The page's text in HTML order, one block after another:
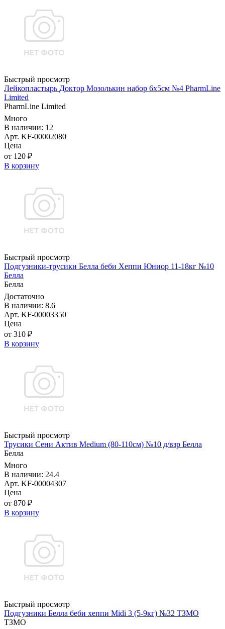
Быстрый просмотр
Лейкопластырь Доктор Мозолькин набор 6х5см №4 PharmLine
Limited
PharmLine Limited
Много
В наличии: 12
Арт. KF-00002080
Цена
от 120 ₽
В корзину
Быстрый просмотр
Подгузники-трусики Белла беби Хеппи Юниор 11-18кг №10
Белла
Белла
Достаточно
В наличии: 8.6
Арт. KF-00003350
Цена
от 310 ₽
В корзину
Быстрый просмотр
Трусики Сени Актив Medium (80-110см) №10 д/взр Белла
Белла
Много
В наличии: 24.4
Арт. KF-00004307
Цена
от 870 ₽
В корзину
Быстрый просмотр
Подгузники Белла беби хеппи Midi 3 (5-9кг) №32 ТЗМО
ТЗМО